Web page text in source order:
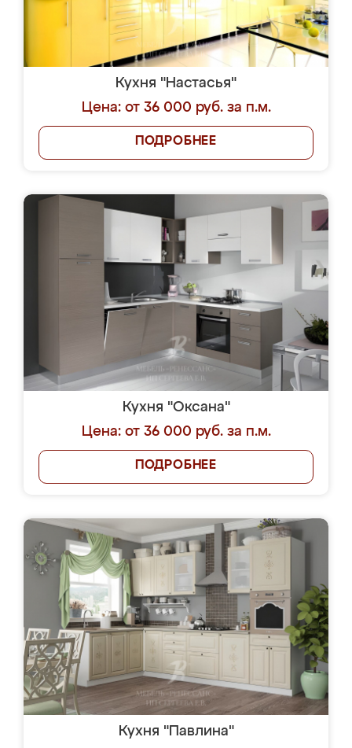
Кухня "Настасья"
Цена: от 36 000 руб. за п.м.
ПОДРОБНЕЕ
Кухня "Оксана"
Цена: от 36 000 руб. за п.м.
ПОДРОБНЕЕ
Кухня "Павлина"